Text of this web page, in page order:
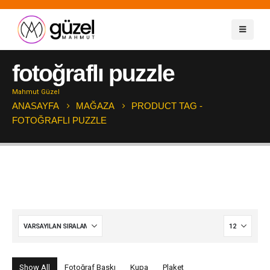
fotoğraflı puzzle
Mahmut Güzel
ANASAYFA MAĞAZA
PRODUCT TAG -
FOTOĞRAFLI PUZZLE
Show All Fotoğraf Baskı Kupa Plaket